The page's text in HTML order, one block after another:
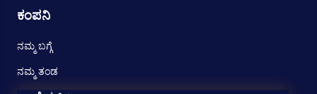
ಕಂಪನಿ
ನಮ್ಮ ಬಗ್ಗೆ
ನಮ್ಮ ತಂಡ